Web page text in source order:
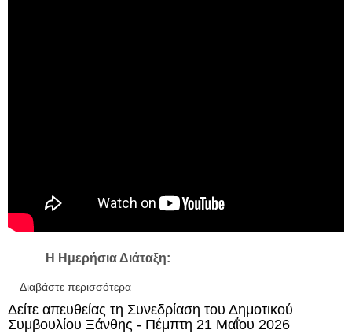
Η Ημερήσια Διάταξη:
Διαβάστε περισσότερα
Δημοτικού Συμβουλίου Ξάνθης – Τρίτη 9
Ιουνίου 2026
Δείτε απευθείας τη Συνεδρίαση του Δημοτικού
Συμβουλίου Ξάνθης - Πέμπτη 21 Μαΐου 2026